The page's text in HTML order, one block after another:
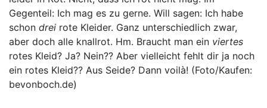
Gegenteil: Ich mag es zu gerne. Will sagen: Ich habe
schon
drei rote Kleider. Ganz unterschiedlich zwar,
aber doch alle knallrot. Hm. Braucht man ein
viertes
rotes Kleid? Ja? Nein?? Aber vielleicht fehlt dir ja noch
ein rotes Kleid?? Aus Seide? Dann voilà! (Foto/Kaufen:
bevonboch.de)